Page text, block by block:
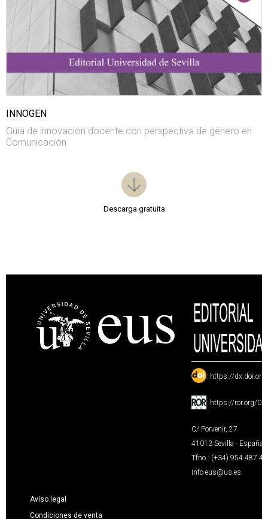
INNOGEN
Guía de innovación docente con perspectiva de género en
Comunicación
Descarga gratuita
: https://
: https://ror.org/
C/ Porvenir, 27
41013 Sevilla · España
Tfno.: (+34) 954 487
info-eus@us.es
Aviso legal
Condiciones de venta